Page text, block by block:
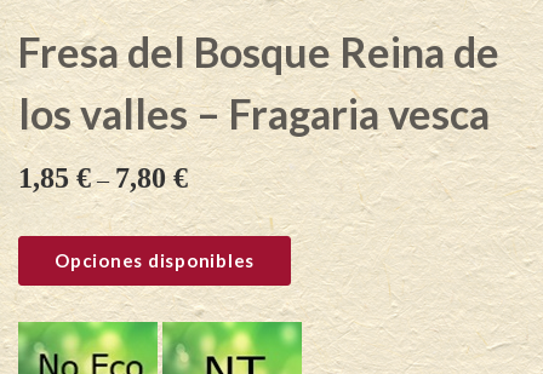
Fresa del Bosque Reina de
los valles – Fragaria vesca
1,85€–7,80€
Opciones disponibles